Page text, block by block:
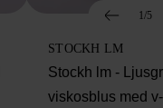
1/5
STOCKH LM
Stockh lm -
viskosblus med